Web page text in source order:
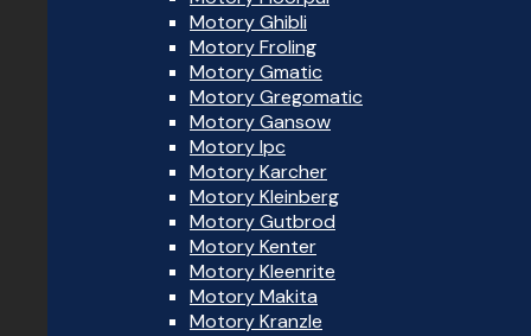
Motory Ghibli
Motory Froling
Motory Gmatic
Motory Gregomatic
Motory Gansow
Motory Ipc
Motory Karcher
Motory Kleinberg
Motory Gutbrod
Motory Kenter
Motory Kleenrite
Motory Makita
Motory Kranzle